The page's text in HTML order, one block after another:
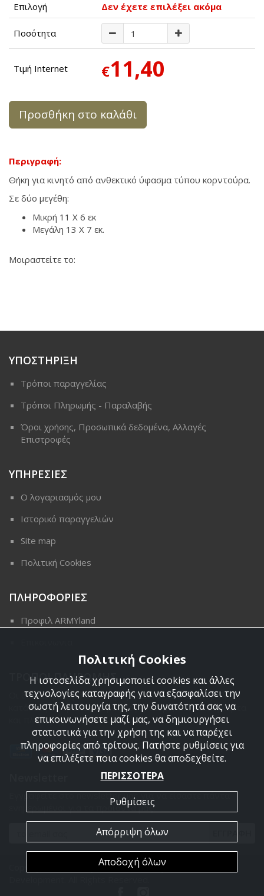
Επιλογή Δεν έχετε επιλέξει ακόμα
Ποσότητα
Τιμή Internet €11,40
Προσθήκη στο καλάθι
Περιγραφή:
Θήκη για κινητό από ανθεκτικό ύφασμα τύπου κορντούρα.
Σε δύο μεγέθη:
Μικρή 11 Χ 6 εκ
Μεγάλη 13 Χ 7 εκ.
Μοιραστείτε το:
ΥΠΟΣΤΗΡΙΞΗ
Τρόποι παραγγελίας
Τρόποι Πληρωμής - Παραλαβής
Όροι χρήσης, Προσωπικά δεδομένα, Αλλαγές
Επιστροφές
ΥΠΗΡΕΣΙΕΣ
Ο λογαριασμός μου
Ιστορικό παραγγελιών
Site map
Πολιτική Cookies
ΠΛΗΡΟΦΟΡΙΕΣ
Προφιλ ARMYland
ΤΡΟΠΟΙ ΠΛΗΡΩΜΗΣ
Οι διαθέσιμοι τρόποι πληρωμής είναι η Αντικαταβολή,
κατάθεση σε τραπεζικό μας λογαριασμό, πιστωτική κάρτα
και πληρωμή με PayPal.
Εγγραφείτε στο newsletter μας για να είσαστε πάντα
ενημερωμένοι για τα προϊόντα μας.
Copyright 2026 Armyland. Powered by
Πολιτική Cookies
Η ιστοσελίδα χρησιμοποιεί cookies και άλλες
τεχνολογίες καταγραφής για να εξασφαλίσει την
σωστή λειτουργία της, την δυνατότητά σας να
επικοινωνήσετε μαζί μας, να δημιουργήσει
στατιστικά για την χρήση της και να παρέχει
πληροφορίες από τρίτους. Πατήστε ρυθμίσεις για
να επιλέξετε ποια cookies θα αποδεχθείτε.
ΠΕΡΙΣΣΟΤΕΡΑ
Ρυθμίσεις
Απόρριψη όλων
Αποδοχή όλων